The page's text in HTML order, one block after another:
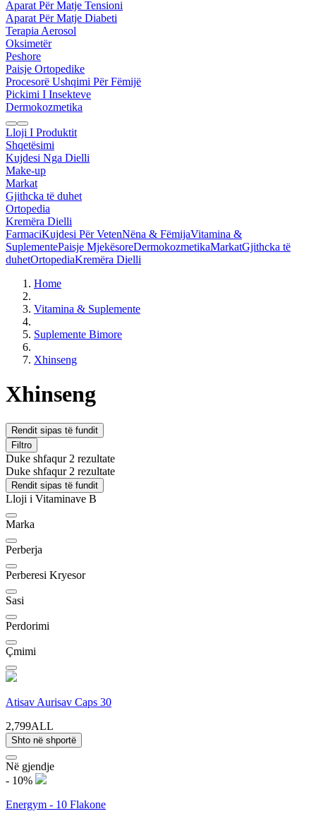
Aparat Për Matje Tensioni
Aparat Për Matje Diabeti
Terapia Aerosol
Oksimetër
Peshore
Paisje Ortopedike
Procesorë Ushqimi Për Fëmijë
Pickimi I Insekteve
Dermokozmetika
Lloji I Produktit
Shqetësimi
Kujdesi Nga Dielli
Make-up
Markat
Gjithcka të duhet
Ortopedia
Kremëra Dielli
FarmaciKujdesi Për VetenNëna & FëmijaVitamina &
SuplementePaisje MjekësoreDermokozmetikaMarkatGjithcka të
duhetOrtopediaKremëra Dielli
Home
Vitamina & Suplemente
Suplemente Bimore
Xhinseng
Xhinseng
Rendit sipas të fundit
Filtro
Duke shfaqur 2 rezultate
Duke shfaqur 2 rezultate
Rendit sipas të fundit
Lloji i Vitaminave B
Marka
Perberja
Perberesi Kryesor
Sasi
Perdorimi
Çmimi
Atisav Aurisav Caps 30
2,799ALL
Shto në shportë
Në gjendje
- 10%
Energym - 10 Flakone